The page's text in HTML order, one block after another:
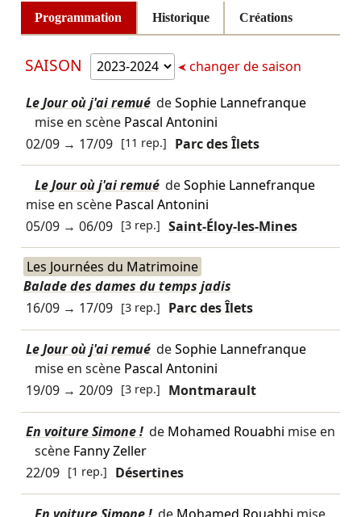
Programmation Historique Créations
SAISON changer de saison
Le Jour où j'ai remué deSophie Lannefranque
mise en scène Pascal Antonini
02/09→ 17/09 [11 rep.] Parc des Îlets
Le Jour où j'ai remué deSophie Lannefranque
mise en scène Pascal Antonini
05/09→ 06/09 [3 rep.] Saint-Éloy-les-Mines
Les Journées du Matrimoine
Balade des dames du temps jadis
16/09→ 17/09 [3 rep.] Parc des Îlets
Le Jour où j'ai remué deSophie Lannefranque
mise en scène Pascal Antonini
19/09→ 20/09 [3 rep.] Montmarault
En voiture Simone ! de Mohamed Rouabhi mise en
scène Fanny Zeller
22/09 [1 rep.] Désertines
En voiture Simone ! de Mohamed Rouabhi mise